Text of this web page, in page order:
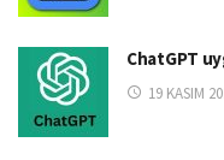
ChatGPT
19 KASIM